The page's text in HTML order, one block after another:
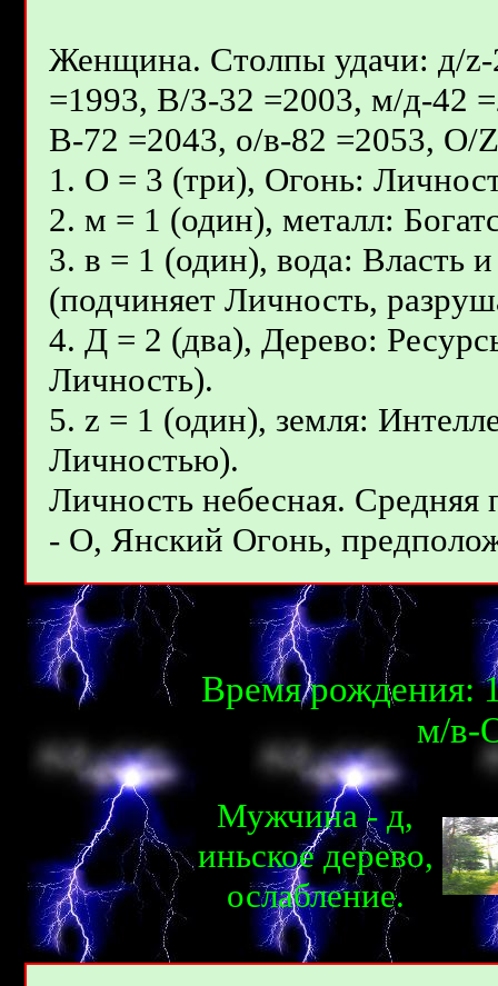
Женщина. Столпы удачи: д/
=1993, В/З-32 =2003, м/д-42
В-72 =2043, о/в-82 =2053, О/
1. О = 3 (три), Огонь:
2. м = 1 (один), металл:
3. в = 1 (один), вода: Власть
(подчиняет Личность,
4. Д = 2 (два), Дерево:
Личность).
5. z = 1 (один), земля:
Личностью).
Личность небесная.
- О, Янcкий Oгoнь,
Время рождения:
м/в-
Мужчина - д,
иньcкое дерево,
ослаблениe.